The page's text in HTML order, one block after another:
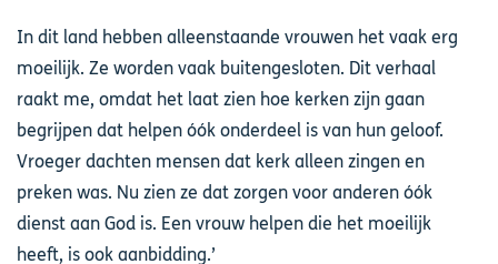
In dit land hebben alleenstaande vrouwen het vaak erg
moeilijk. Ze worden vaak buitengesloten. Dit verhaal
raakt me, omdat het laat zien hoe kerken zijn gaan
begrijpen dat helpen óók onderdeel is van hun geloof.
Vroeger dachten mensen dat kerk alleen zingen en
preken was. Nu zien ze dat zorgen voor anderen óók
dienst aan God is. Een vrouw helpen die het moeilijk
heeft, is ook aanbidding.’